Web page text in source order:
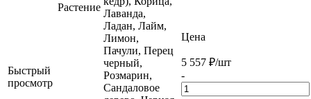
Быстрый
просмотр
Растение
Лаванда,
Ладан, Лайм,
Лимон,
Пачули, Перец
черный,
Розмарин,
Сандаловое
Цена
5 557 ₽/шт
-